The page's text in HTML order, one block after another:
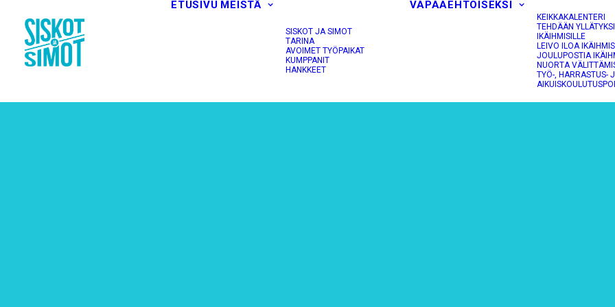
ETUSIVU MEISTÄ
SISKOT JA SIMOT
TARINA
AVOIMET TYÖPAIKAT
KUMPPANIT
HANKKEET
VAPAAEHTOISEKSI
KEIKKAKALENTERI
TEHDÄÄN
IKÄIHMISILLE
LEIVO ILOA
JOULUPOSTIA
NUORTA
TYÖ-, HARRASTUS-